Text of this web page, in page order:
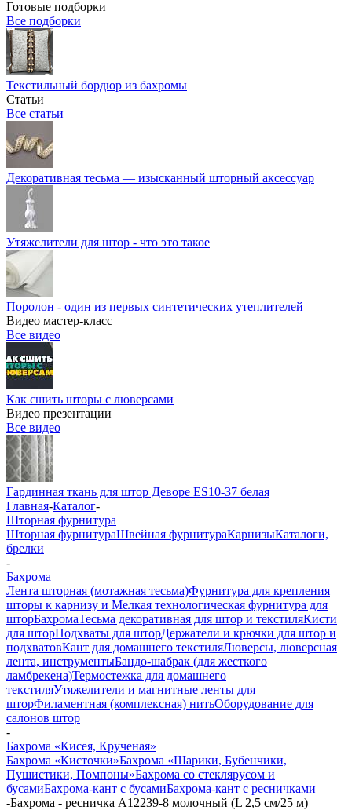
Готовые подборки
Все подборки
Текстильный бордюр из бахромы
Статьи
Все статьи
Декоративная тесьма — изысканный шторный аксессуар
Утяжелители для штор - что это такое
Поролон - один из первых синтетических утеплителей
Видео мастер-класс
Все видео
Как сшить шторы с люверсами
Видео презентации
Все видео
Гардинная ткань для штор Деворе ES10-37 белая
Главная-Каталог-
Шторная фурнитура
Шторная фурнитураШвейная фурнитураКарнизыКаталоги,
брелки
-
Бахрома
Лента шторная (мотажная тесьма)Фурнитура для крепления
шторы к карнизу и Мелкая технологическая фурнитура для
шторБахромаТесьма декоративная для штор и текстиляКисти
для шторПодхваты для шторДержатели и крючки для штор и
подхватовКант для домашнего текстиляЛюверсы, люверсная
лента, инструментыБандо-шабрак (для жесткого
ламбрекена)Термостежка для домашнего
текстиляУтяжелители и магнитные ленты для
шторФиламентная (комплексная) нитьОборудование для
салонов штор
-
Бахрома «Кисея, Крученая»
Бахрома «Кисточки»Бахрома «Шарики, Бубенчики,
Пушистики, Помпоны»Бахрома со стеклярусом и
бусамиБахрома-кант с бусамиБахрома-кант с ресничками
-Бахрома - ресничка A12239-8 молочный (L 2,5 см/25 м)